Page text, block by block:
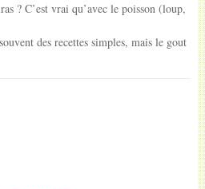
? C’est vrai qu’avec le poisson (loup,
des recettes simples, mais le gout